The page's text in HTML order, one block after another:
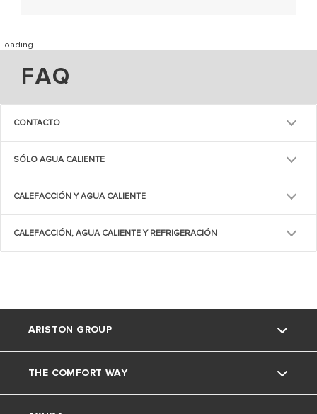
Loading...
FAQ
CONTACTO
SÓLO AGUA CALIENTE
CALEFACCIÓN Y AGUA CALIENTE
CALEFACCIÓN, AGUA CALIENTE Y REFRIGERACIÓN
ARISTON GROUP
La marca Ariston
THE COMFORT WAY